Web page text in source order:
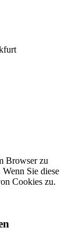
Browser zu
Sie diese
Cookies zu.